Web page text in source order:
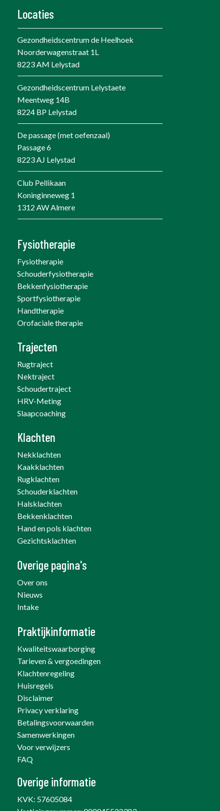
Locaties
Gezondheidscentrum de Heelhoek
Noorderwagenstraat 1L
8223 AM Lelystad
Gezondheidscentrum Lelystaete
Meentweg 14B
8224 BP Lelystad
De passage (met oefenzaal)
Passage 6
8223 AJ Lelystad
Club Pellikaan
Koninginneweg 1
1312 AW Almere
Fysiotherapie
Fysiotherapie
Schouderfysiotherapie
Bekkenfysiotherapie
Sportfysiotherapie
Handtherapie
Orofaciale therapie
Trajecten
Rugtraject
Nektraject
Schoudertraject
HRV-Meting
Slaapcoaching
Klachten
Nekklachten
Kaakklachten
Rugklachten
Schouderklachten
Halsklachten
Bekkenklachten
Hand en pols klachten
Gezichtsklachten
Overige pagina's
Over ons
Nieuws
Intake
Praktijkinformatie
Kwaliteitswaarborging
Tarieven & vergoedingen
Klachtenregeling
Huisregels
Disclaimer
Privacy verklaring
Betalingsvoorwaarden
Samenwerkingen
Voor verwijzers
FAQ
Overige informatie
KVK: 57605084